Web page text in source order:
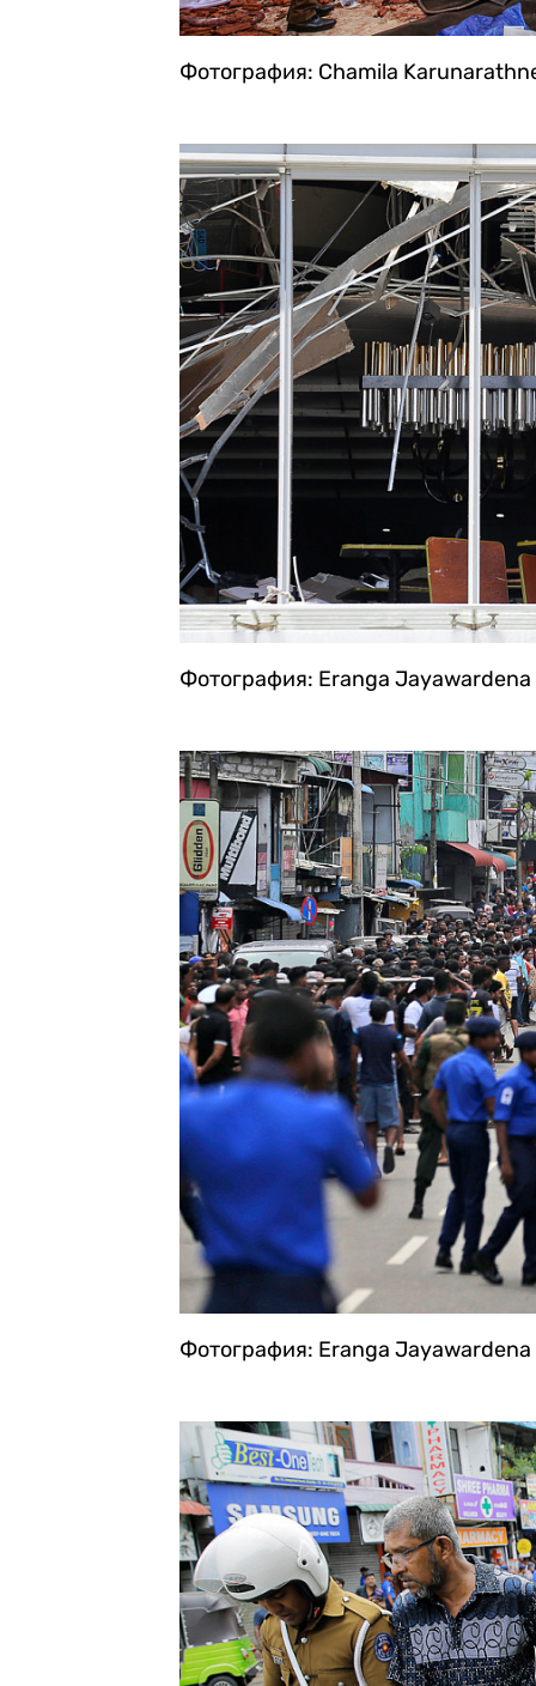
Фотография: Chamila
Фотография: Eranga
Фотография: Eranga